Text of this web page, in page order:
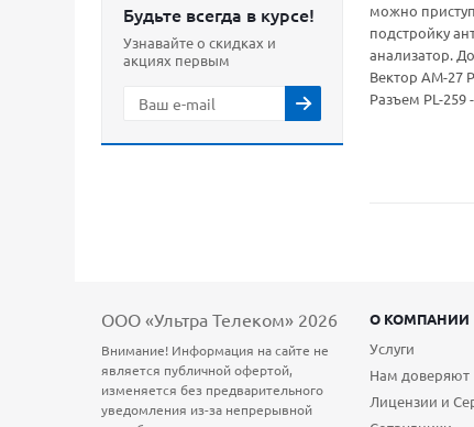
Будьте всегда в курсе!
Узнавайте о скидках и
акциях первым
можно
подстройку
анализатор.
Вектор АМ-27
Разъем PL-259
ООО «Ультра Телеком» 2026
Внимание! Информация на сайте не
является публичной офертой,
изменяется без предварительного
уведомления из-за непрерывной
О КОМПАНИИ
Услуги
Нам доверяют
Лицензии и